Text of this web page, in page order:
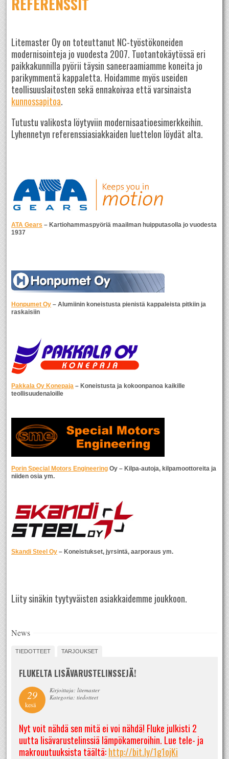
Litemaster Oy on toteuttanut NC-työstökoneiden
modernisointeja jo vuodesta 2007. Tuotantokäytössä eri
paikkakunnilla pyörii täysin saneeraamiamme koneita jo
parikymmentä kappaletta. Hoidamme myös useiden
teollisuuslaitosten sekä ennakoivaa että varsinaista
kunnossapitoa.
Tutustu valikosta löytyviin modernisaatioesimerkkeihin.
Lyhennetyn referenssiasiakkaiden luettelon löydät alta.
ATA Gears – Kartiohammaspyöriä maailman huipputasolla jo vuodesta
1937
Honpumet Oy – Alumiinin koneistusta pienistä kappaleista pitkiin ja
raskaisiin
Pakkala Oy Konepaja – Koneistusta ja kokoonpanoa kaikille
teollisuudenaloille
Porin Special Motors Engineering Oy – Kilpa-autoja, kilpamoottoreita ja
niiden osia ym.
Skandi Steel Oy – Koneistukset, jyrsintä, aarporaus ym.
Liity sinäkin tyytyväisten asiakkaidemme joukkoon.
News
TIEDOTTEET TARJOUKSET
FLUKELTA LISÄVARUSTELINSSEJÄ!
29
kesä
Kirjoittaja: litemaster
Kategoria: tiedotteet
Nyt voit nähdä sen mitä ei voi nähdä! Fluke julkisti 2
uutta lisävarustelinssiä lämpökameroihin. Lue tele- ja
makrouutuuksista täältä:http://bit.ly/1g1ojKi